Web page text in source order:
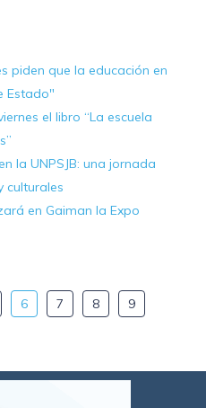
piden que la educación en
Estado"
el libro “La escuela
la UNPSJB: una jornada
culturales
en Gaiman la Expo
6 7 8 9